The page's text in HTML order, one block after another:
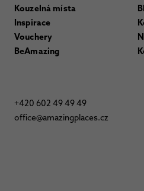
Kouzelná místa
Inspirace
Vouchery
BeAmazing
+420 602 49 49 49
office@amazingplaces.cz